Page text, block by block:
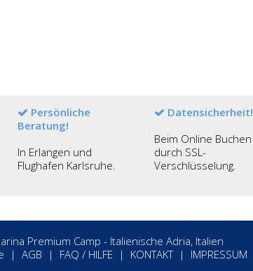
Persönliche
Beratung!
In Erlangen und
Flughafen Karlsruhe.
Datensicherheit!
Beim Online Buchen
durch SSL-
Verschlüsselung.
Premium Camp - Italienische Adria, Italien
| AGB | FAQ / HILFE | KONTAKT| IMPRESSUM